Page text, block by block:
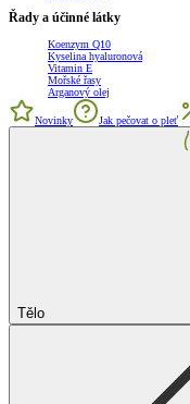
Řady a účinné látky
Koenzym Q10
Kyselina hyaluronová
Vitamin E
Mořské řasy
Arganový olej
Novinky Jak pečovat o pleť
Tělo